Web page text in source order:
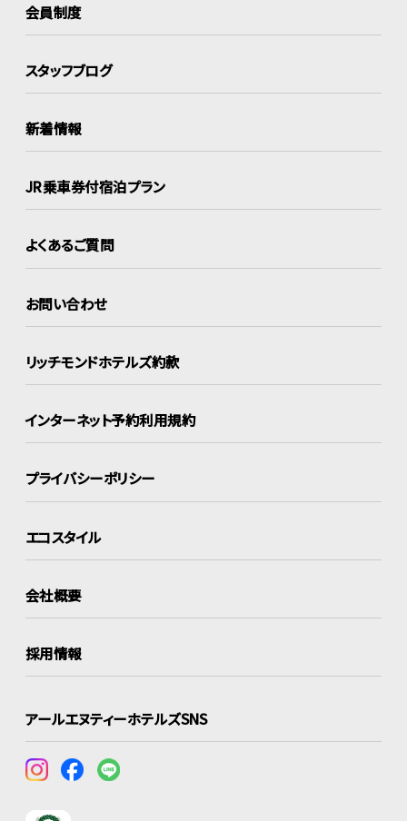
会員制度
スタッフブログ
新着情報
JR乗車券付宿泊プラン
よくあるご質問
お問い合わせ
リッチモンドホテルズ約款
インターネット予約利用規約
プライバシーポリシー
エコスタイル
会社概要
採用情報
アールエヌティーホテルズSNS